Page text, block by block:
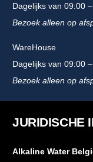
Dagelijks van 09:00
Bezoek alleen op
WareHouse
Dagelijks van 09:00
Bezoek alleen op
JURIDISCHE
Alkaline Water